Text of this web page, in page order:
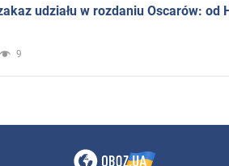
udziału w rozdaniu Oscarów: od
9